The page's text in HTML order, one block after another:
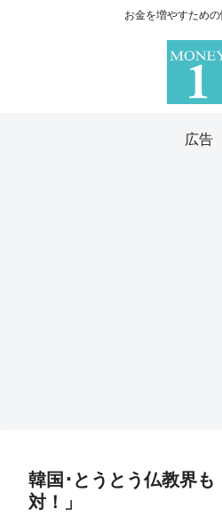
お金を増やすための
広告
韓国･とうとう仏教界も
対！」